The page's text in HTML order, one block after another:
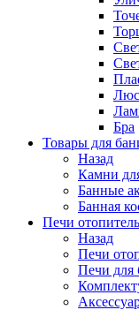
Бра
Товары для
Назад
Камни
Банные
Банная
Печи
Назад
Печи
Печи для